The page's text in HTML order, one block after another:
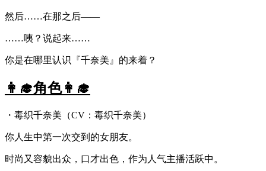
然后……在那之后——
……咦？说起来……
你是在哪里认识『千奈美』的来着？
👩‍🎓角色👩‍🎓
・毒织千奈美（CV：毒织千奈美）
你人生中第一次交到的女朋友。
时尚又容貌出众，口才出色，作为人气主播活跃中。